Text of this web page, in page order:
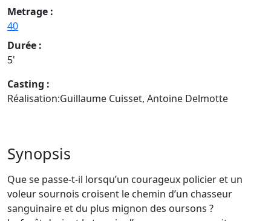
Metrage :
40
Durée :
5'
Casting :
Réalisation:Guillaume Cuisset, Antoine Delmotte
Synopsis
Que se passe-t-il lorsqu’un courageux policier et un
voleur sournois croisent le chemin d’un chasseur
sanguinaire et du plus mignon des oursons ?